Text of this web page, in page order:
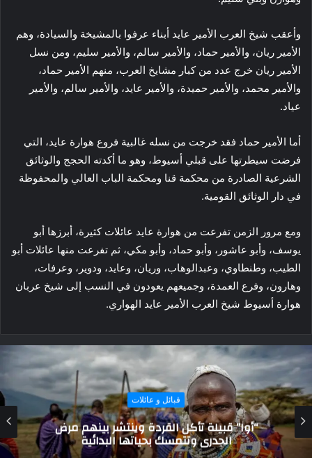
وأعقب شيخ العرب الأمير عايد أبناء عرفوا بالمشيخة والسيادة، وهم
الأمير ريان، والأمير حماد، والأمير سالم، والأمير سليم، ومن نسل
الأمير ريان خرج عدد من كبار مشايخ العرب، منهم الأمير حماد،
والأمير محمد، والأمير حميدة، والأمير عايد، والأمير سالم، والأمير
عياد.
أما الأمير حماد فقد خرجت من نسله غالبية فروع هوارة عايد، التي
فرضت سيطرتها على قبلي أسيوط، وهو ما أكدته الحجج والوثائق
الشرعية الصادرة من محكمة قنا ومحكمة الباب العالي والمحفوظة
في دار الوثائق القومية.
ومع مرور الزمن تفرعت من هوارة عايد عائلات كثيرة، أبرزها أبو
يوسف، وأبو عاشور، وأبو حماد، وأبو مكي، ثم تفرعت منها عائلات أبو
الطيب، وطنطاوي، وعبدالوهاب، وريان، وعايد، ودوير، وعرفات،
وهارون، وفرع العمدة، وجميعهم يعودون في النسب إلى شيخ عربان
هوارة أسيوط شيخ العرب الأمير عايد الهواري.
قبائل و عائلات
أغرب قبائل في العالم.. منهم من يعيش مع
الموتى وآخرون ينجبون في سن الـ 70